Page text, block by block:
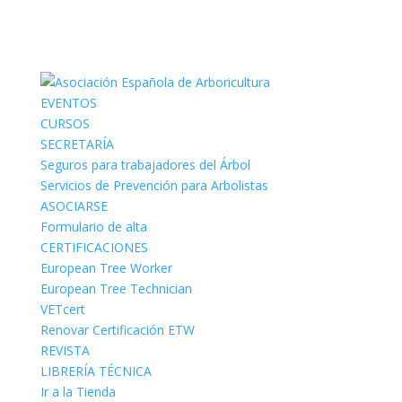
EVENTOS
CURSOS
SECRETARÍA
Seguros para trabajadores del Árbol
Servicios de Prevención para Arbolistas
ASOCIARSE
Formulario de alta
CERTIFICACIONES
European Tree Worker
European Tree Technician
VETcert
Renovar Certificación ETW
REVISTA
LIBRERÍA TÉCNICA
Ir a la Tienda